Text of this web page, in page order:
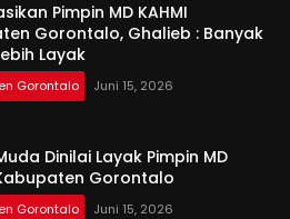
Pimpin MD KAHMI
Gorontalo, Ghalieb : Banyak
Layak
Gorontalo Juni 15, 2026
Dinilai Layak Pimpin MD
Gorontalo
Gorontalo Juni 15, 2026